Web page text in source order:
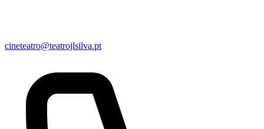
cineteatro@teatrojlsilva.pt